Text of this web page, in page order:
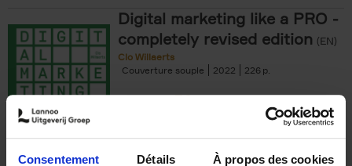
Consentement Détails À propos des cookies
Digital marketing like a PRO -
completely revised edition (EN)
Clo Willaerts
Couverture souple
2022 226
€35,50